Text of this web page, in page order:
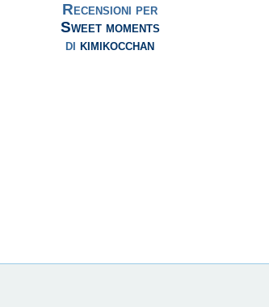
Recensioni per
Sweet moments
dikimikocchan